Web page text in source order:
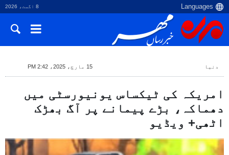
8 اگست، 2026
دنیا 15 مارچ، 2025، 2:42 PM
امریکہ کی ٹیکساس یونیورسٹی میں
دھماکہ، بڑے پیمانے پر آگ بھڑک
اٹھی+ ویڈیو